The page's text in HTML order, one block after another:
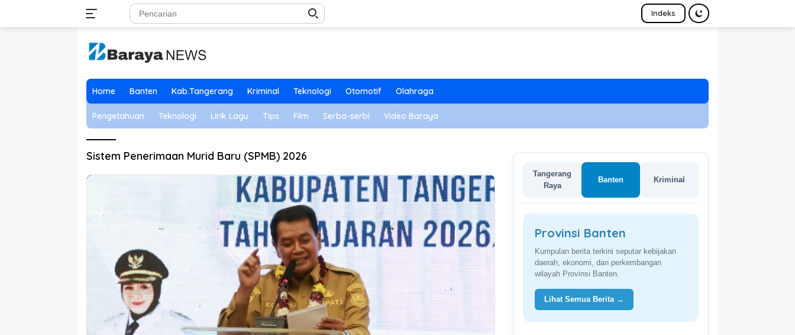
Indeks
Home Banten Kab.Tangerang Kriminal Teknologi Otomotif Olahraga
Pengetahuan Teknologi Lirik Lagu Tips Film Serba-serbi Video Baraya
Sistem Penerimaan Murid Baru (SPMB) 2026
Tangerang
Raya
Banten Kriminal
Provinsi Banten
Kumpulan berita terkini seputar kebijakan
daerah, ekonomi, dan perkembangan
wilayah Provinsi Banten.
Lihat Semua Berita →